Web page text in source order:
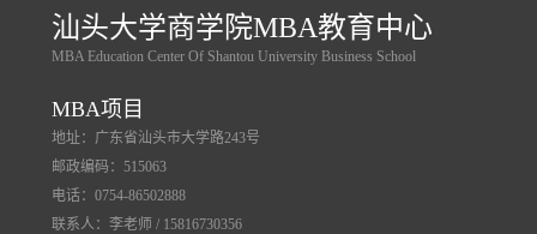
汕头大学商学院MBA教育中心
MBA Education Center Of Shantou University Business School
MBA项目
地址：广东省汕头市大学路243号
邮政编码：515063
电话：0754-86502888
联系人：李老师 / 15816730356